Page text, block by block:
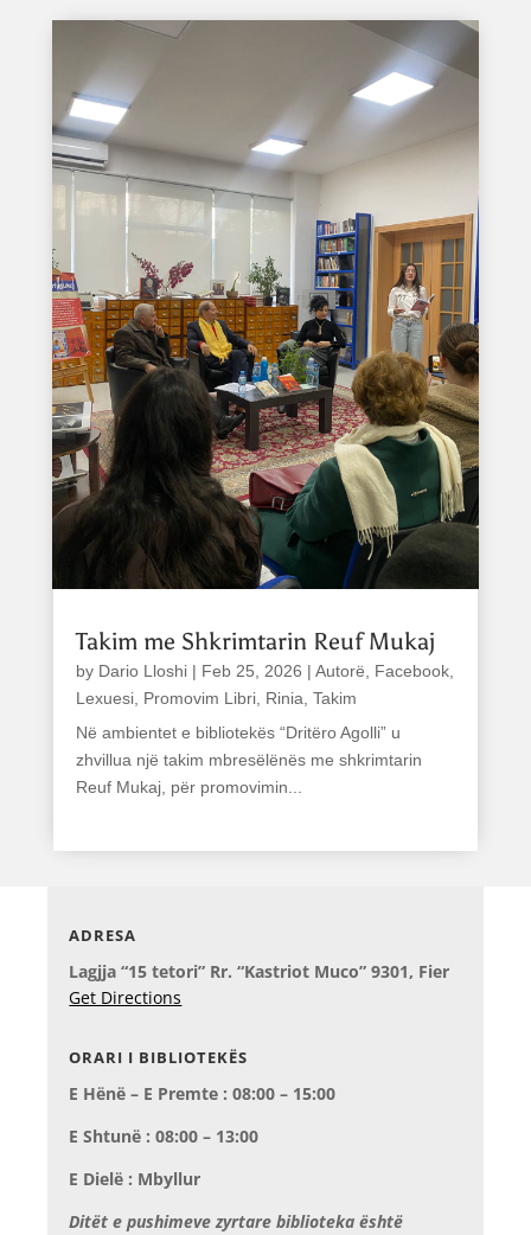
Takim me Shkrimtarin Reuf Mukaj
by Dario Lloshi| Feb 25, 2026 | Autorë Facebook,
Lexuesi, Promovim Libri, Rinia Takim
Në ambientet e bibliotekës “Dritëro Agolli” u
zhvillua një takim mbresëlënës me shkrimtarin
Reuf Mukaj, për promovimin...
ADRESA
Lagjja “15 tetori” Rr. “Kastriot Muco” 9301, Fier
Get Directions
ORARI I BIBLIOTEKËS
E Hënë – E Premte : 08:00 – 15:00
E Shtunë : 08:00 – 13:00
E Dielë : Mbyllur
Ditët e pushimeve zyrtare biblioteka është